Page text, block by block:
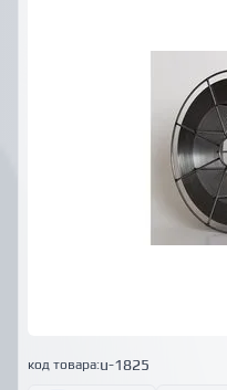
код товара:u-1825